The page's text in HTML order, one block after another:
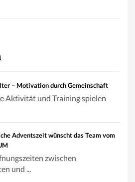
– Motivation durch Gemeinschaft
Aktivität und Training spielen
Adventszeit wünscht das Team vom
zwischen
und ...